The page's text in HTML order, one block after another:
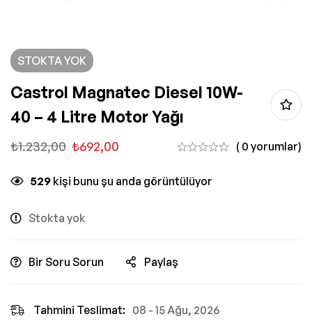
STOKTA YOK
Castrol Magnatec Diesel 10W-
40 – 4 Litre Motor Yağı
₺1.232,00 ₺692,00 ( 0 yorumlar)
529 kişi bunu şu anda görüntülüyor
Stokta yok
Bir Soru Sorun Paylaş
Tahmini Teslimat: 08 - 15 Ağu, 2026